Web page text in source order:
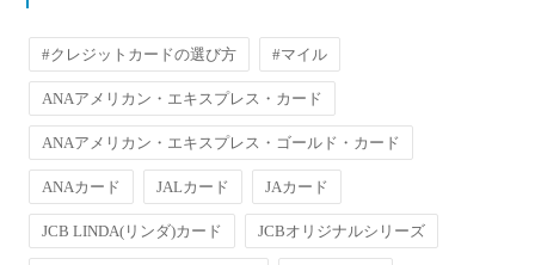
#クレジットカードの選び方 #マイル
ANAアメリカン・エキスプレス・カード
ANAアメリカン・エキスプレス・ゴールド・カード
ANAカード JALカード JAカード
JCB LINDA(リンダ)カード JCBオリジナルシリーズ